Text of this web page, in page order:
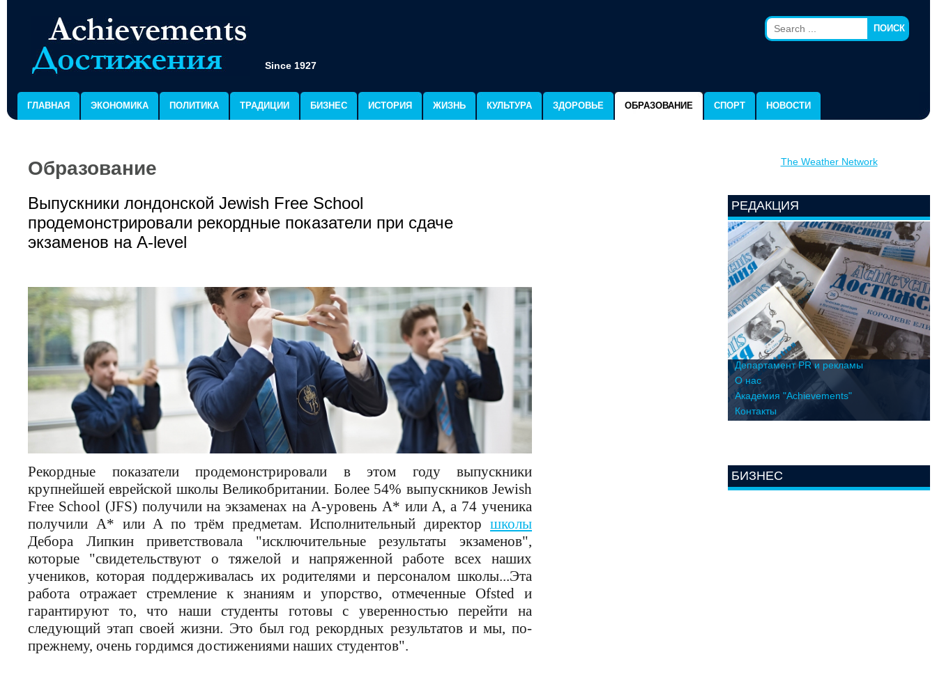
Since 1927
ПОИСК
ГЛАВНАЯ ЭКОНОМИКА ПОЛИТИКА ТРАДИЦИИ БИЗНЕС ИСТОРИЯ ЖИЗНЬ КУЛЬТУРА ЗДОРОВЬЕ ОБРАЗОВАНИЕ СПОРТ НОВОСТИ
Образование
Выпускники лондонской Jewish Free School
продемонстрировали рекордные показатели при сдаче
экзаменов на А-level
Рекордные показатели продемонстрировали в этом году выпускники
крупнейшей еврейской школы Великобритании. Более 54% выпускников Jewish
Free School (JFS) получили на экзаменах на А-уровень А* или А, а 74 ученика
получили A* или A по трём предметам. Исполнительный директор школы
Дебора Липкин приветствовала "исключительные результаты экзаменов",
которые "свидетельствуют о тяжелой и напряженной работе всех наших
учеников, которая поддерживалась их родителями и персоналом школы...Эта
работа отражает стремление к знаниям и упорство, отмеченные Ofsted и
гарантируют то, что наши студенты готовы с уверенностью перейти на
следующий этап своей жизни. Это был год рекордных результатов и мы, по-
прежнему, очень гордимся достижениями наших студентов".
The Weather Network
РЕДАКЦИЯ
Департамент PR и рекламы
О нас
Академия "Achievements"
Контакты
БИЗНЕС